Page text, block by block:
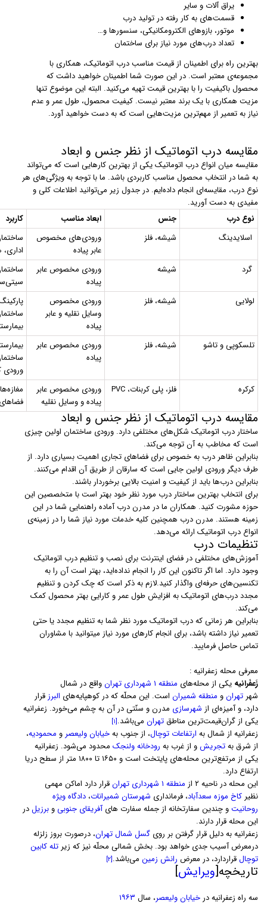
یراق آلات و سایر
قسمت‌های به کار رفته در تولید درب
موتور،‌ بازوهای الکترومکانیکی، سنسورها و…
تعداد درب‌های مورد نیاز برای ساختمان
بهترین راه برای اطمینان از قیمت مناسب درب اتوماتیک، همکاری با
مجموعه‌ی معتبر است. در این صورت شما اطمینان خواهید داشت که
محصول باکیفیت را با بهترین قیمت تهیه می‌کنید. البته این موضوع تنها
مزیت همکاری با یک برند معتبر نیست. کیفیت محصول، طول عمر و عدم
نیاز به تعمیر از مهم‌ترین مزیت‌هایی است که به دست خواهید آورد.
مقایسه درب اتوماتیک از نظر جنس و ابعاد
مقایسه میان انواع درب اتوماتیک یکی از بهترین کارهایی است که می‌تواند
به شما در انتخاب محصول مناسب کاربردی باشد. ما با توجه به ویژگی‌های هر
نوع درب، مقایسه‌ای انجام داده‌ایم. در جدول زیر می‌توانید اطلاعات کلی و
مفیدی به دست آورید.
نوع درب
جنس ابعاد مناسب
کاربرد
اسلایدینگ
شیشه، فلز
ورودی‌های مخصوص
عابر پیاده
گرد
شیشه
ورودی مخصوص عابر
پیاده
لولایی
شیشه، فلز
ورودی مخصوص
وسایل نقلیه و عابر
پیاده
تلسکوپی و تاشو
شیشه، فلز
ورودی مخصوص عابر
پیاده
ورودی
کرکره
فلز، پلی کربنات، PVC
ورودی مخصوص عابر
پیاده و وسایل نقلیه
مقایسه درب اتوماتیک از نظر جنس و ابعاد
ساختار درب اتوماتیک شکل‌های مختلفی دارد. ورودی ساختمان اولین چیزی
است که مخاطب به آن توجه می‌کند.
بنابراین ظاهر درب به خصوص برای فضاهای تجاری اهمیت بسیاری دارد. از
طرف دیگر ورودی اولین جایی است که سارقان از طریق آن اقدام می‌کنند.
بنابراین درب‌ها باید از کیفیت و امنیت بالایی برخوردار باشند.
برای انتخاب بهترین ساختار درب مورد نظر خود بهتر است با متخصصین این
حوزه مشورت کنید. همکاران ما در مدرن درب آماده راهنمایی شما در این
زمینه هستند. مدرن درب همچنین کلیه خدمات مورد نیاز شما را در زمینه‌ی
انواع درب اتوماتیک ارائه می‌دهد.
تنظیمات درب
آموزش‌های مختلفی در فضای اینترنت برای نصب و تنظیم درب اتوماتیک
وجود دارد. اما اگر تاکنون این کار را انجام نداده‌اید، بهتر است آن را به
تکنسین‌های حرفه‌ای واگذار کنید.لازم به ذکر است که چک کردن و تنظیم
مجدد درب‌های اتوماتیک به افزایش طول عمر و کارایی بهتر محصول کمک
می‌کند.
بنابراین هر زمانی که درب اتوماتیک مورد نظر شما به تنظیم مجدد یا حتی
تعمیر نیاز داشته باشد، برای انجام کارهای مورد نیاز میتوانید با مشاوران
تماس حاصل فرمایید.
معرفی محله زعفرانیه :
زَعفَرانیه یکی از محله‌های منطقه ۱ شهرداری تهران
واقع در شمال
شهرتهرانو منطقه شمیران است. این محلّه که در کوهپایه‌های البرزقرار
دارد، و آمیزه‌ای از شهرسازی مدرن و سنّتی در آن به چشم می‌خورد. زعفرانیه
یکی از گران‌قیمت‌ترین مناطق تهران می‌باشد.[۱]
زعفرانیه از شمال به ارتفاعات توچال، از جنوب بهخیابان ولیعصرو محمودیه،
از شرق بهتجریشو از غرب به رودخانه ولنجک محدود می‌شود. زعفرانیه
یکی از مرتفع‌ترین محله‌های پایتخت است و ۱۶۵۰ تا ۱۸۰۰ متر از سطح دریا
ارتفاع دارد.
این محله در ناحیه ۲ از
منطقه ۱ شهرداری تهران
قرار دارد اماکن مهمی
نظیرکاخ موزه سعدآباد، فرمانداری شهرستان شمیرانات، دادگاه ویژه
روحانیتو چندین سفارتخانه از جمله سفارت هایآفریقای جنوبیوبرزیلدر
این محله قرار دارند.
زعفرانیه به دلیل قرار گرفتن بر روی گسل شمال تهران، درصورت بروز زلزله
درمعرض آسیب جدی خواهد بود. بخش شمالی محلّه نیز که زیرتله کابین
توچالقراردارد، در معرض رانش زمین می‌باشد.[۲]
تاریخچه[ویرایش]
سه راه زعفرانیه درخیابان ولیعصر، سال ۱۹۶۳